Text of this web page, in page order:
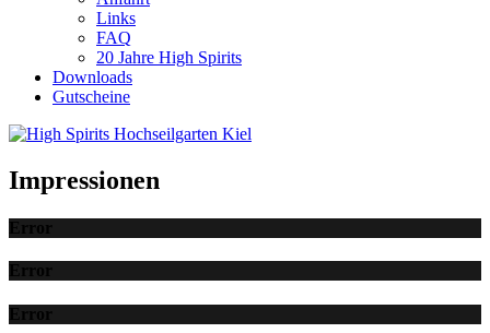
Links
FAQ
20 Jahre High Spirits
Downloads
Gutscheine
Impressionen
Error
Error
Error